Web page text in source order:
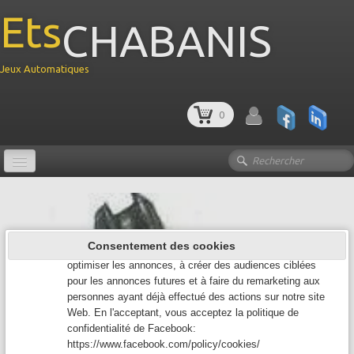
EtsCHABANIS
Jeux Automatiques
0
Le site des Jeux automatiques
▼
Consentement des cookies
Google Analytics est un service utilisé sur notre site Web
qui permet de suivre, de signaler le trafic et de mesurer la
manière dont les utilisateurs interagissent avec le contenu
de notre site Web afin de l’améliorer et de fournir de
meilleurs services.
Facebook Pixel
Facebook Pixel recueille des données qui nous aident à
suivre les conversions des annonces Facebook, à
optimiser les annonces, à créer des audiences ciblées
pour les annonces futures et à faire du remarketing aux
personnes ayant déjà effectué des actions sur notre site
Web. En l'acceptant, vous acceptez la politique de
confidentialité de Facebook:
https://www.facebook.com/policy/cookies/